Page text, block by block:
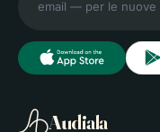
Audiala